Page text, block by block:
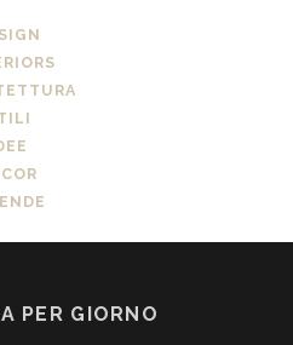
PER GIORNO